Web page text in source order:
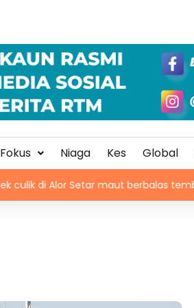
Fokus Niaga Kes Global
Setar maut berbalas tembakan